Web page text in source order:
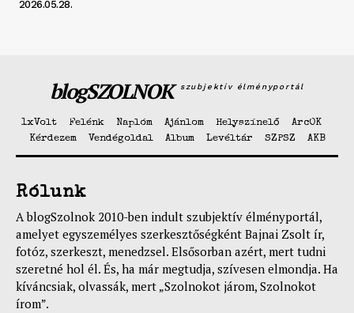
2026.05.28.
blogSZOLNOK szubjektív élményportál
1xVolt Felénk Naplóm Ajánlom Helyszínelő
ArcOK
Kérdezem
Vendégoldal Album Levéltár SZPSZ AKB
Rólunk
A blogSzolnok 2010-ben indult szubjektív élményportál,
amelyet egyszemélyes szerkesztőségként Bajnai Zsolt ír,
fotóz, szerkeszt, menedzsel. Elsősorban azért, mert tudni
szeretné hol él. És, ha már megtudja, szívesen elmondja. Ha
kíváncsiak, olvassák, mert „Szolnokot járom, Szolnokot
írom”.